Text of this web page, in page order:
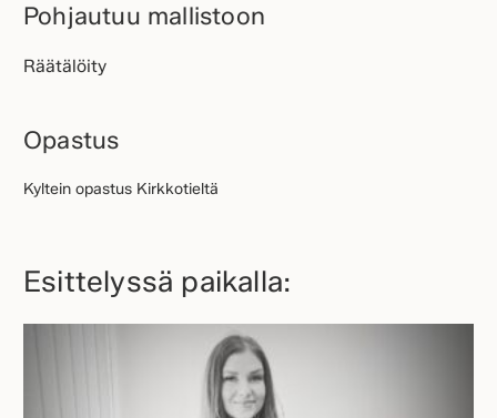
Pohjautuu mallistoon
Räätälöity
Opastus
Kyltein opastus Kirkkotieltä
Esittelyssä paikalla: